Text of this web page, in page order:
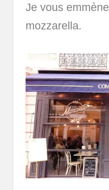
Je vous
mozzarella.